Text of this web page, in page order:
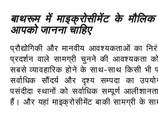
बाथरूम में माइक्रोसीमेंट के
आपको जानना चाहिए
प्रौद्योगिकी और मानवीय आवश्यकताओं का
प्रदर्शन वाले सामग्री चुनने की आवश्यकता
सबसे व्यावहारिक होने के साथ-साथ किसी भी
सर्वाधिक सौंदर्य और दृश्य सम्पदा का
पसंदीदा स्थानों को सर्वाधिक सम्पूर्ण
हैं। और यहां माइक्रोसीमेंट बाकी सामग्री के